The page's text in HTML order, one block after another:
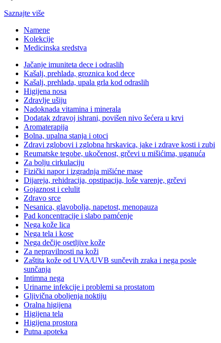
Saznajte više
Namene
Kolekcije
Medicinska sredstva
Jačanje imuniteta dece i odraslih
Kašalj, prehlada, groznica kod dece
Kašalj, prehlada, upala grla kod odraslih
Higijena nosa
Zdravlje ušiju
Nadoknada vitamina i minerala
Dodatak zdravoj ishrani, povišen nivo šećera u krvi
Aromaterapija
Bolna, upalna stanja i otoci
Zdravi zglobovi i zglobna hrskavica, jake i zdrave kosti i zubi
Reumatske tegobe, ukočenost, grčevi u mišićima, uganuća
Za bolju cirkulaciju
Fizički napor i izgradnja mišićne mase
Dijareja, rehidracija, opstipacija, loše varenje, grčevi
Gojaznost i celulit
Zdravo srce
Nesanica, glavobolja, napetost, menopauza
Pad koncentracije i slabo pamćenje
Nega kože lica
Nega tela i kose
Nega dečije osetljive kože
Za nepravilnosti na koži
Zaštita kože od UVA/UVB sunčevih zraka i nega posle
sunčanja
Intimna nega
Urinarne infekcije i problemi sa prostatom
Gljivična oboljenja noktiju
Oralna higijena
Higijena tela
Higijena prostora
Putna apoteka